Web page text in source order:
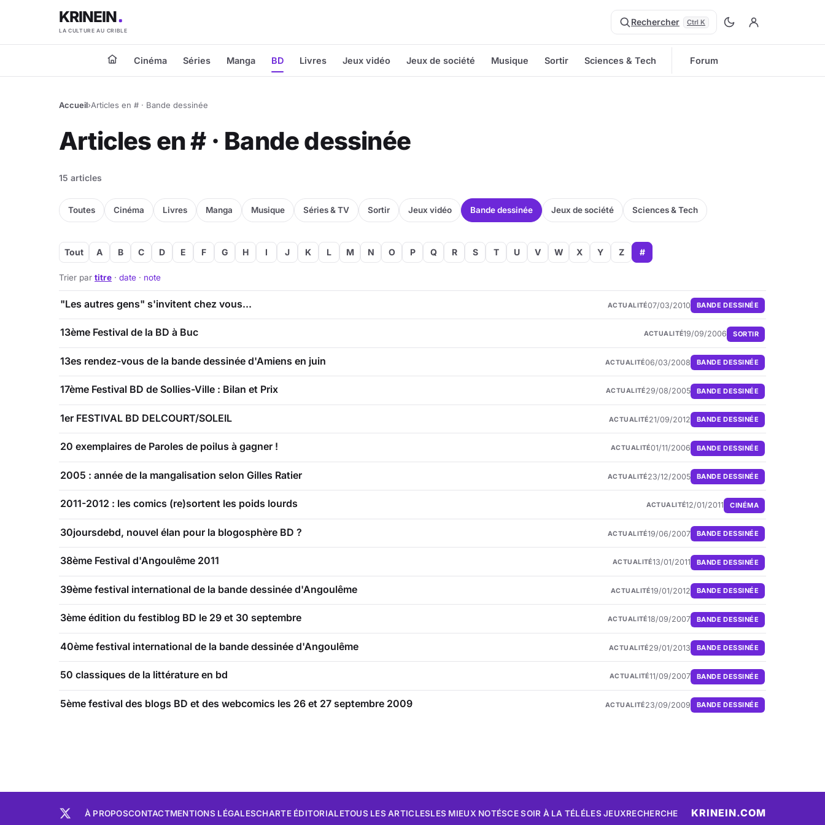
KRINEIN
LA CULTURE AU CRIBLE
Rechercher Ctrl K
Cinéma Séries Manga BD Livres Jeux vidéo Jeux de société Musique Sortir Sciences & Tech Forum
Accueil›Articles en # · Bande dessinée
Articles en # · Bande dessinée
15 articles
Toutes Cinéma Livres Manga Musique Séries & TV Sortir Jeux vidéo Bande dessinée Jeux de société Sciences & Tech
Tout A B C D E F G H I J K L M N O P Q R S T U V W X Y Z #
Trier par titre · date · note
"Les autres gens" s'invitent chez vous... ACTUALITÉ07/03/2010 BANDE DESSINÉE
13ème Festival de la BD à Buc ACTUALITÉ19/09/2006 SORTIR
13es rendez-vous de la bande dessinée d'Amiens en juin ACTUALITÉ06/03/2008 BANDE DESSINÉE
17ème Festival BD de Sollies-Ville : Bilan et Prix ACTUALITÉ29/08/2005 BANDE DESSINÉE
1er FESTIVAL BD DELCOURT/SOLEIL ACTUALITÉ21/09/2012 BANDE DESSINÉE
20 exemplaires de Paroles de poilus à gagner ! ACTUALITÉ01/11/2006 BANDE DESSINÉE
2005 : année de la mangalisation selon Gilles Ratier ACTUALITÉ23/12/2005 BANDE DESSINÉE
2011-2012 : les comics (re)sortent les poids lourds ACTUALITÉ12/01/2011 CINÉMA
30joursdebd, nouvel élan pour la blogosphère BD ? ACTUALITÉ19/06/2007 BANDE DESSINÉE
38ème Festival d'Angoulême 2011 ACTUALITÉ13/01/2011 BANDE DESSINÉE
39ème festival international de la bande dessinée d'Angoulême ACTUALITÉ19/01/2012 BANDE DESSINÉE
3ème édition du festiblog BD le 29 et 30 septembre ACTUALITÉ18/09/2007 BANDE DESSINÉE
40ème festival international de la bande dessinée d'Angoulême ACTUALITÉ29/01/2013 BANDE DESSINÉE
50 classiques de la littérature en bd ACTUALITÉ11/09/2007 BANDE DESSINÉE
5ème festival des blogs BD et des webcomics les 26 et 27 septembre 2009 ACTUALITÉ23/09/2009 BANDE DESSINÉE
À PROPOSCONTACTMENTIONS LÉGALESCHARTE ÉDITORIALETOUS LES ARTICLESLES MIEUX NOTÉSCE SOIR À LA TÉLÉLES JEUXRECHERCHE KRINEIN.COM